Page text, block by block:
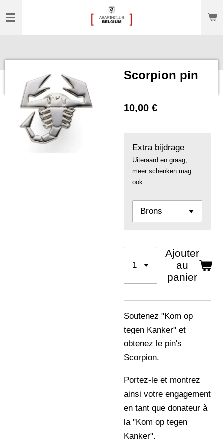
Passer
au
Scorpion pin
10,00 €
Extra bijdrage
Uiteraard en graag,
meer schenken mag
ook.
Ajouter
au
panier
Soutenez "Kom op
tegen Kanker" et
obtenez le pin's
Scorpion.
Portez-le et montrez
ainsi votre engagement
en tant que donateur à
la "Kom op tegen
Kanker".